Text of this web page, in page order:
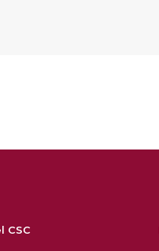
CSC